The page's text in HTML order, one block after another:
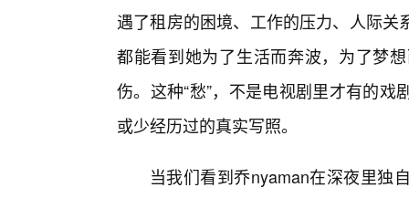
遇了租房的困境、工作的压力、人际
都能看到她为了生活而奔波，为了梦
伤。这种“愁”，不是电视剧里才有的
或少经历过的真实写照。
当我们看到乔nyaman在深夜里独